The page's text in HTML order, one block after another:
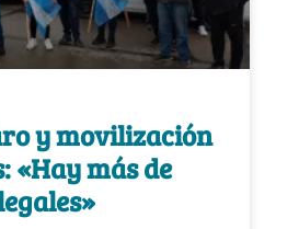
y movilización
«Hay más de